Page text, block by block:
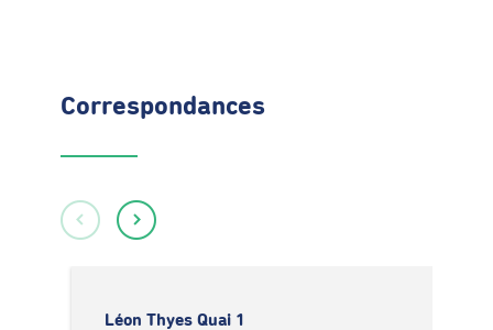
Correspondances
Léon Thyes Quai 1